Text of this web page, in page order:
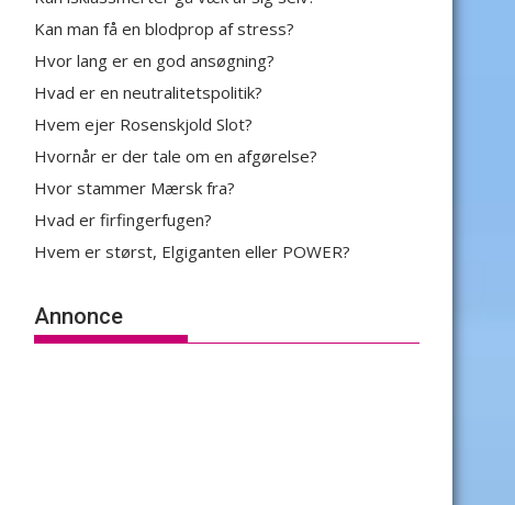
Kan man få en blodprop af stress?
Hvor lang er en god ansøgning?
Hvad er en neutralitetspolitik?
Hvem ejer Rosenskjold Slot?
Hvornår er der tale om en afgørelse?
Hvor stammer Mærsk fra?
Hvad er firfingerfugen?
Hvem er størst, Elgiganten eller POWER?
Annonce